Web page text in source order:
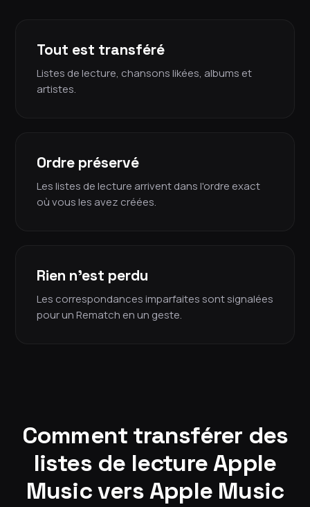
Tout est transféré
Listes de lecture, chansons likées, albums et
artistes.
Ordre préservé
Les listes de lecture arrivent dans l'ordre exact
où vous les avez créées.
Rien n'est perdu
Les correspondances imparfaites sont signalées
pour un Rematch en un geste.
Comment transférer des
listes de lecture Apple
Music vers Apple Music